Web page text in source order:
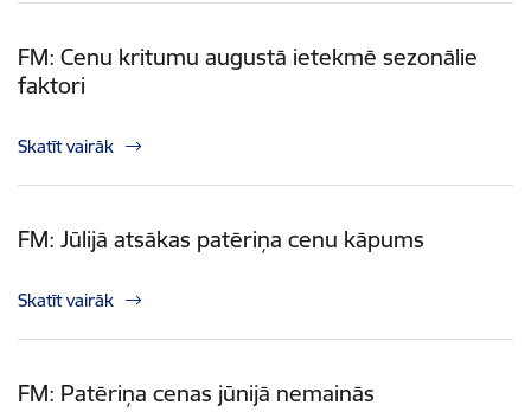
FM: Cenu kritumu augustā ietekmē sezonālie
faktori
Skatīt vairāk
FM: Jūlijā atsākas patēriņa cenu kāpums
Skatīt vairāk
FM: Patēriņa cenas jūnijā nemainās